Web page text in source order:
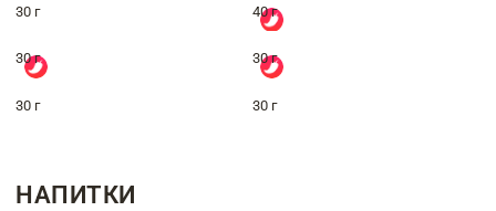
30 г 40 г
30 г 30 г
30 г 30 г
НАПИТКИ